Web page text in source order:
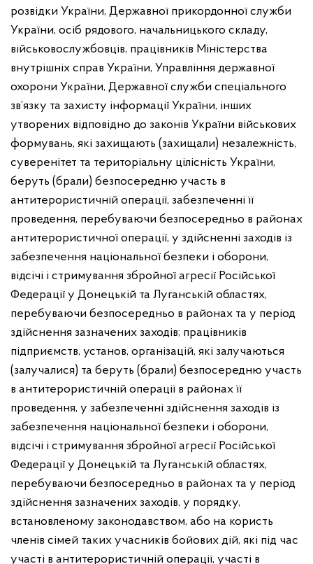
розвідки України, Державної прикордонної служби
України, осіб рядового, начальницького складу,
військовослужбовців, працівників Міністерства
внутрішніх справ України, Управління державної
охорони України, Державної служби спеціального
зв’язку та захисту інформації України, інших
утворених відповідно до законів України військових
формувань, які захищають (захищали) незалежність,
суверенітет та територіальну цілісність України,
беруть (брали) безпосередню участь в
антитерористичній операції, забезпеченні її
проведення, перебуваючи безпосередньо в районах
антитерористичної операції, у здійсненні заходів із
забезпечення національної безпеки і оборони,
відсічі і стримування збройної агресії Російської
Федерації у Донецькій та Луганській областях,
перебуваючи безпосередньо в районах та у період
здійснення зазначених заходів; працівників
підприємств, установ, організацій, які залучаються
(залучалися) та беруть (брали) безпосередню участь
в антитерористичній операції в районах її
проведення, у забезпеченні здійснення заходів із
забезпечення національної безпеки і оборони,
відсічі і стримування збройної агресії Російської
Федерації у Донецькій та Луганській областях,
перебуваючи безпосередньо в районах та у період
здійснення зазначених заходів, у порядку,
встановленому законодавством, або на користь
членів сімей таких учасників бойових дій, які під час
участі в антитерористичній операції, участі в